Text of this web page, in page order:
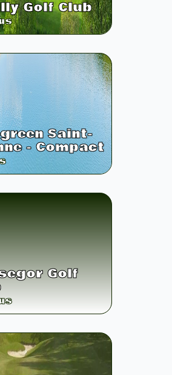
Golf Club
Saint-
- Compact
Golf